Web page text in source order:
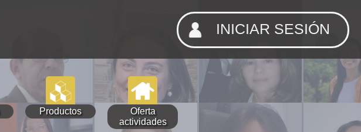
Productos
Oferta
actividades
INICIAR SESIÓN